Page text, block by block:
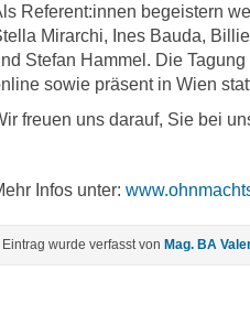
Referent:innen begeistern
Mirarchi, Ines Bauda,
Stefan Hammel. Die
sowie präsent in Wien
freuen uns darauf, Sie bei
Infos unter:
Eintrag wurde verfasst von Mag. BA